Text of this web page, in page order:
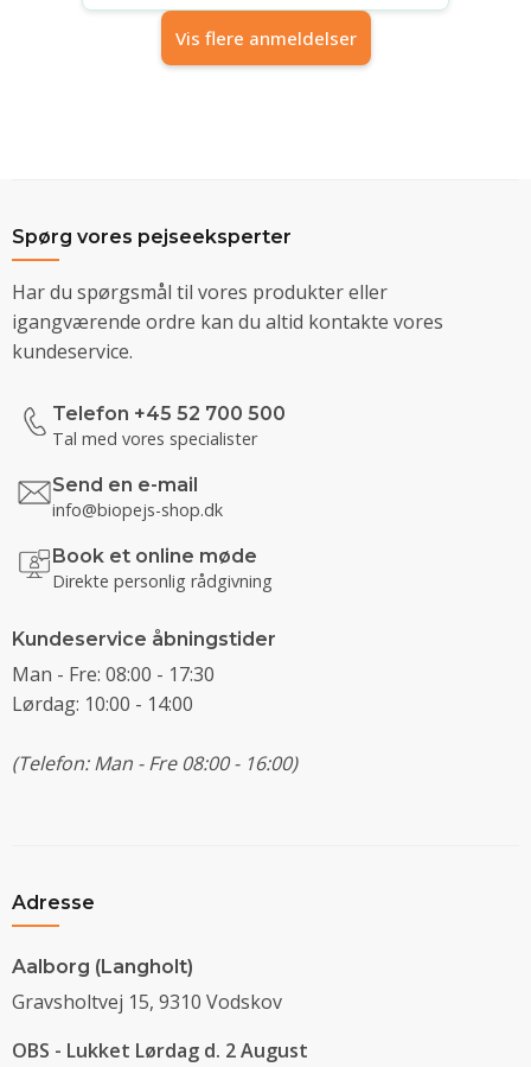
Vis flere anmeldelser
Spørg vores pejseeksperter
Har du spørgsmål til vores produkter eller
igangværende ordre kan du altid kontakte vores
kundeservice.
Telefon +45 52 700 500
Tal med vores specialister
Send en e-mail
info@biopejs-shop.dk
Book et online møde
Direkte personlig rådgivning
Kundeservice åbningstider
Man - Fre: 08:00 - 17:30
Lørdag: 10:00 - 14:00
(Telefon: Man - Fre 08:00 - 16:00)
Adresse
Aalborg (Langholt)
Gravsholtvej 15, 9310 Vodskov
OBS - Lukket Lørdag d. 2 August